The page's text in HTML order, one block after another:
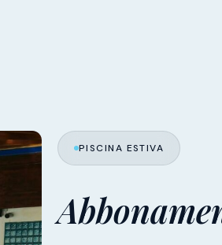
PISCINA ESTIVA